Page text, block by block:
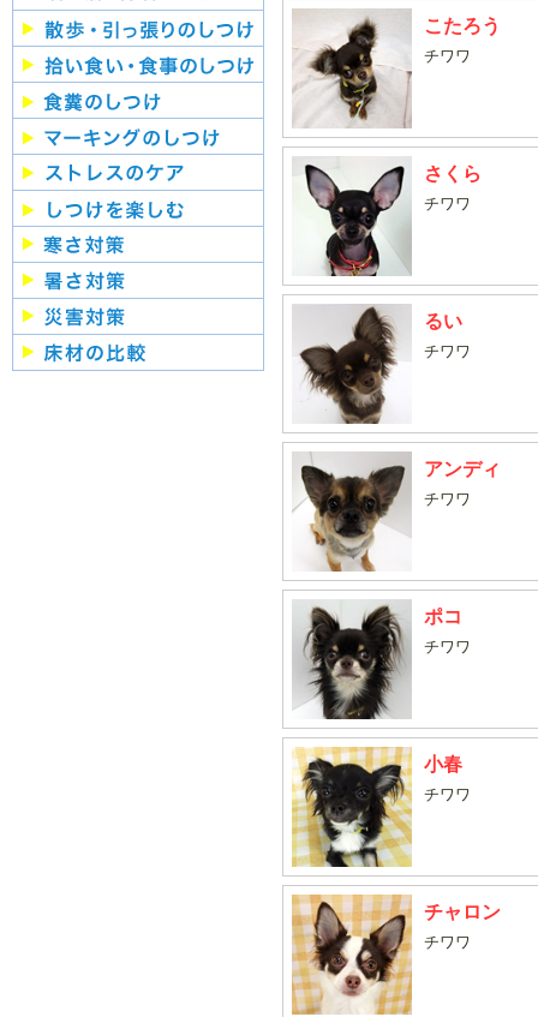
こたろう
チワワ
さくら
チワワ
るい
チワワ
アンディ
チワワ
ポコ
チワワ
小春
チワワ
チャロン
チワワ